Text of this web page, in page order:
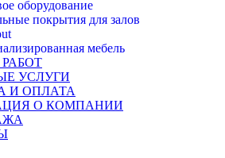
оборудование
покрытия для залов
мебель
УСЛУГИ
И ОПЛАТА
О КОМПАНИИ